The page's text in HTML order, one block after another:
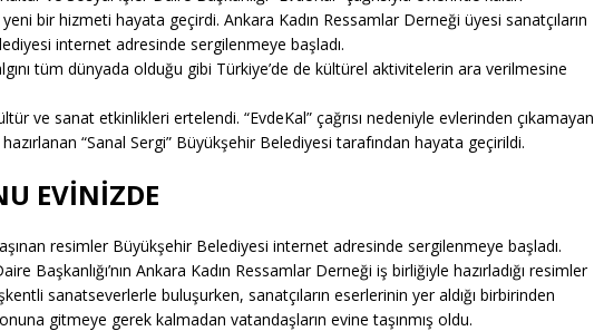
[ 06/08/2026 ] 2026-2027 Üniversite Kayıt Tarihleri ve Detayları
EĞITIM
[ 06/08/2026 ] 2026-2027 Uyum Haftası Ne Zaman Başlıyor? Öğrencilere Rehberlik
EĞITIM
[ 06/08/2026 ] Geleceğin Doktoru ve Mühendislik Birliği: Yeni Nesil Sağlık Uzmanları
[ 06/08/2026 ]
Konaklı Kadınların Okuma Azmi İlham Kaynağı Oldu
[ 06/08/2026 ] İl İçi Öğretmen Atama Sonuçlarının Açıklanması
EĞITIM
[ 06/08/2026 ] AÖL 3. Dönem Sınav Sonuçları ve Öğrenme Rehberi
EĞITIM
bir hizmeti hayata geçirdi. Ankara Kadın Ressamlar Derneği üyesi sanatçıların
internet adresinde sergilenmeye başladı.
tüm dünyada olduğu gibi Türkiye’de de kültürel aktivitelerin ara verilmesine
ve sanat etkinlikleri ertelendi. “EvdeKal” çağrısı nedeniyle evlerinden çıkamayan
“Sanal Sergi” Büyükşehir Belediyesi tarafından hayata geçirildi.
EVİNİZDE
resimler Büyükşehir Belediyesi internet adresinde sergilenmeye başladı.
Başkanlığı’nın Ankara Kadın Ressamlar Derneği iş birliğiyle hazırladığı resimler
sanatseverlerle buluşurken, sanatçıların eserlerinin yer aldığı birbirinden
gitmeye gerek kalmadan vatandaşların evine taşınmış oldu.